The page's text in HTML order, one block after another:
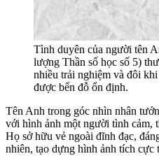
Tình duyên của người tên
lượng Thần số học số 5)
nhiều trải nghiệm và đôi
được bến đỗ ổn định.
Tên Anh trong góc nhìn nhân
với hình ảnh một người tình cảm,
Họ sở hữu vẻ ngoài đĩnh đạc,
nhiên, tạo dựng hình ảnh tích cực